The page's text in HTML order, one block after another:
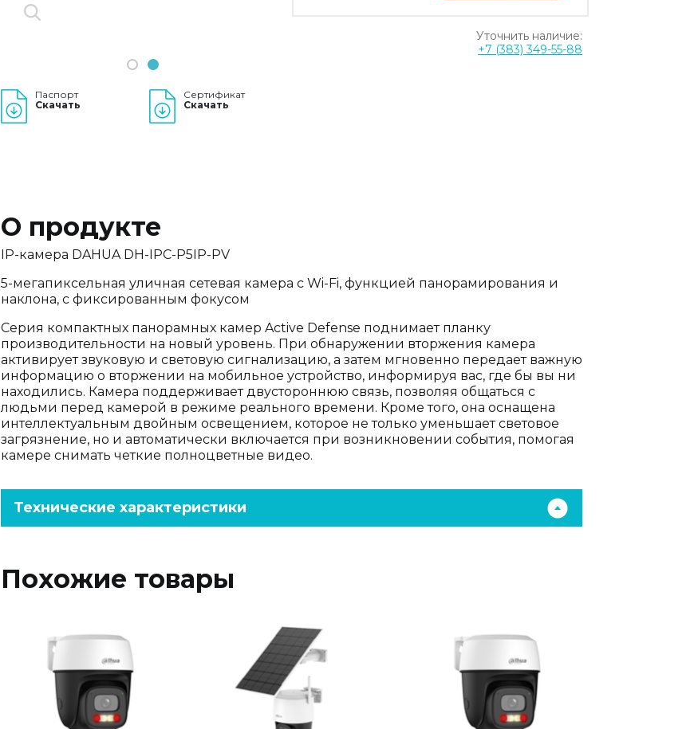
1 2
Паспорт
Скачать
Сертификат
Скачать
Уточнить наличие:
+7 (383) 349-55-88
О продукте
IP-камера DAHUA DH-IPC-P5IP-PV
5-мегапиксельная уличная сетевая камера с Wi-Fi, функцией панорамирования и
наклона, с фиксированным фокусом
Серия компактных панорамных камер Active Defense поднимает планку
производительности на новый уровень. При обнаружении вторжения камера
активирует звуковую и световую сигнализацию, а затем мгновенно передает важную
информацию о вторжении на мобильное устройство, информируя вас, где бы вы ни
находились. Камера поддерживает двустороннюю связь, позволяя общаться с
людьми перед камерой в режиме реального времени. Кроме того, она оснащена
интеллектуальным двойным освещением, которое не только уменьшает световое
загрязнение, но и автоматически включается при возникновении события, помогая
камере снимать четкие полноцветные видео.
Технические характеристики
Похожие товары